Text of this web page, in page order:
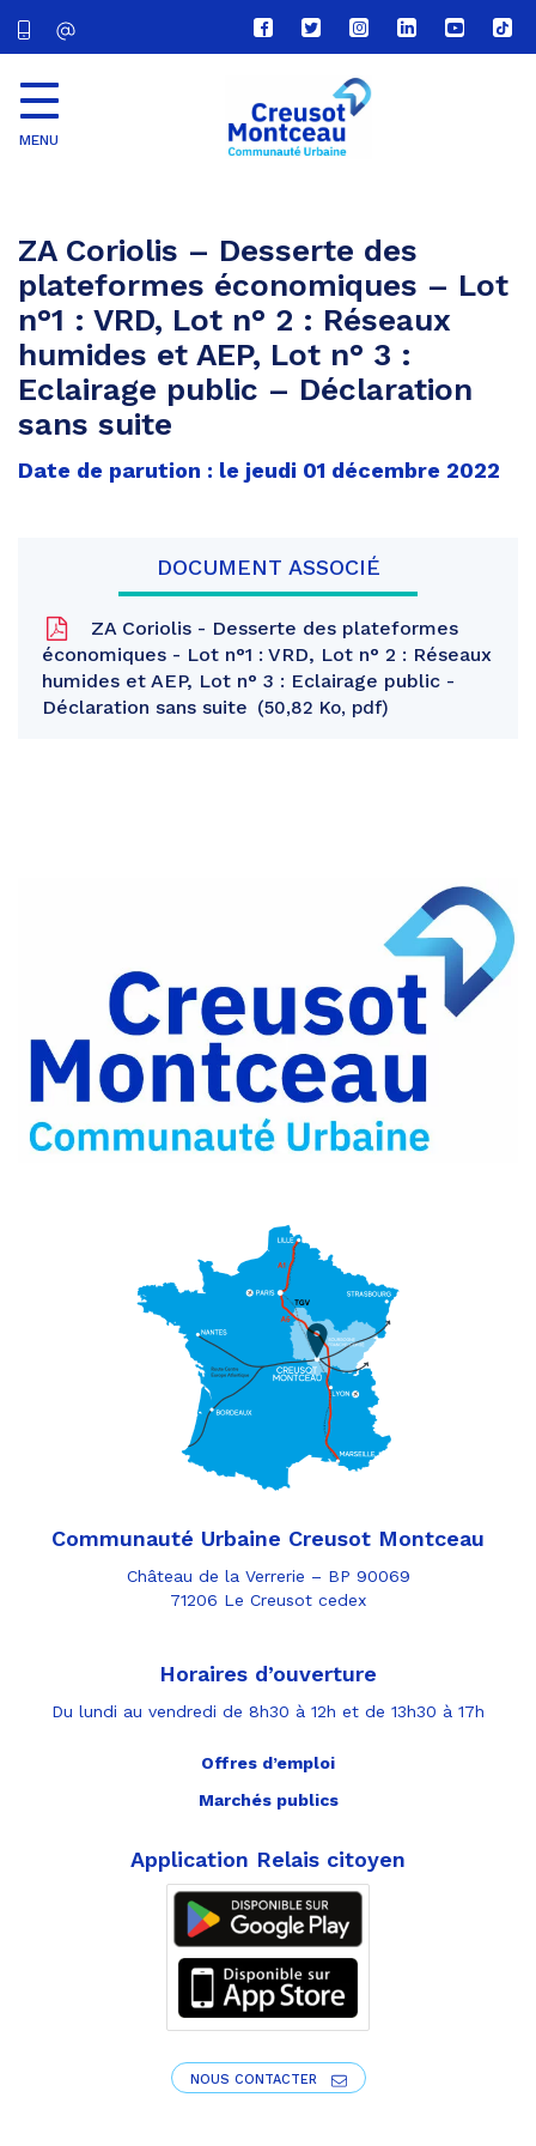
Lien
vers
compte
Facebook
Lien
vers
compte
Twitter
Lien
vers
le
compte
Lien
vers
Lien
vers
Lien
vers
MENU
ZA Coriolis – Desserte des
plateformes économiques – Lot
n°1 : VRD, Lot n° 2 : Réseaux
humides et AEP, Lot n° 3 :
Eclairage public – Déclaration
sans suite
Date de parution : le jeudi 01 décembre 2022
DOCUMENT ASSOCIÉ
ZA Coriolis - Desserte des plateformes
économiques - Lot n°1 : VRD, Lot n° 2 : Réseaux
humides et AEP, Lot n° 3 : Eclairage public -
Déclaration sans suite
50,82 Ko, pdf
Facebook
Partager
Twitter
Partager
par
e-
mail
Communauté Urbaine Creusot Montceau
Château de la Verrerie – BP 90069
71206 Le Creusot cedex
Horaires d’ouverture
Du lundi au vendredi de 8h30 à 12h et de 13h30 à 17h
Offres d’emploi
Marchés publics
Application Relais citoyen
NOUS CONTACTER